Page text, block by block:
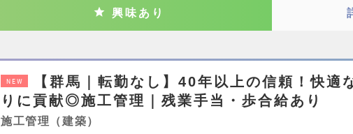
興味あり
NEW
【群馬｜転勤なし】40年以上の信頼！快適
りに貢献◎施工管理｜残業手当・歩合給あり
施工管理（建築）